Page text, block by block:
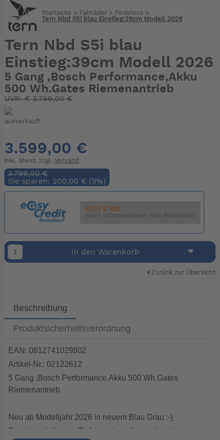
Startseite > Falträder> Pedelecs >
Tern Nbd S5i blau Einstieg:39cm Modell 2026
Tern Nbd S5i blau
Einstieg:39cm Modell 2026
5 Gang ,Bosch Performance,Akku
500 Wh.Gates Riemenantrieb
UVP:€3.799,00 €
ausverkauft
3.599,00 €
inkl. Mwst. zzgl. Versand
3.799,00 €
Sie sparen: 200,00 € (5%)
81.00 € mtl.
mehr Informationen zum Ratenkauf
In den Warenkorb
Zurück zur Übersicht
Beschreibung
Produktsicherheitsverordnung
EAN: 0812741029802
Artikel-Nr.: 02122612
5 Gang ,Bosch Performance,Akku 500 Wh.Gates
Riemenantrieb
Neu ab Modelljahr 2026 in neuem Blau Grau :-)
Tern hat mit diesem Tiefeinsteiger- Kompaktrad eine